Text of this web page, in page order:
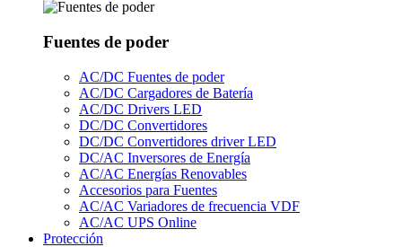
Fuentes de poder
AC/DC Fuentes de poder
AC/DC Cargadores de Batería
AC/DC Drivers LED
DC/DC Convertidores
DC/DC Convertidores driver LED
DC/AC Inversores de Energía
AC/AC Energías Renovables
Accesorios para Fuentes
AC/AC Variadores de frecuencia VDF
AC/AC UPS Online
Protección